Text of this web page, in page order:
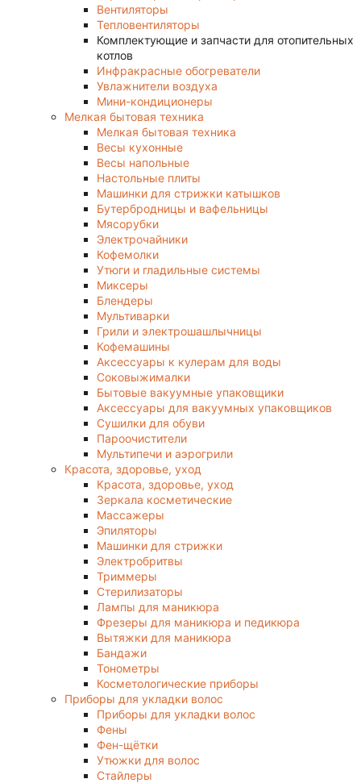
Вентиляторы
Тепловентиляторы
Комплектующие и запчасти для отопительных
котлов
Инфракрасные обогреватели
Увлажнители воздуха
Мини-кондиционеры
Мелкая бытовая техника
Мелкая бытовая техника
Весы кухонные
Весы напольные
Настольные плиты
Машинки для стрижки катышков
Бутербродницы и вафельницы
Мясорубки
Электрочайники
Кофемолки
Утюги и гладильные системы
Миксеры
Блендеры
Мультиварки
Грили и электрошашлычницы
Кофемашины
Аксессуары к кулерам для воды
Соковыжималки
Бытовые вакуумные упаковщики
Аксессуары для вакуумных упаковщиков
Сушилки для обуви
Пароочистители
Мультипечи и аэрогрили
Красота, здоровье, уход
Красота, здоровье, уход
Зеркала косметические
Массажеры
Эпиляторы
Машинки для стрижки
Электробритвы
Триммеры
Стерилизаторы
Лампы для маникюра
Фрезеры для маникюра и педикюра
Вытяжки для маникюра
Бандажи
Тонометры
Косметологические приборы
Приборы для укладки волос
Приборы для укладки волос
Фены
Фен-щётки
Утюжки для волос
Стайлеры